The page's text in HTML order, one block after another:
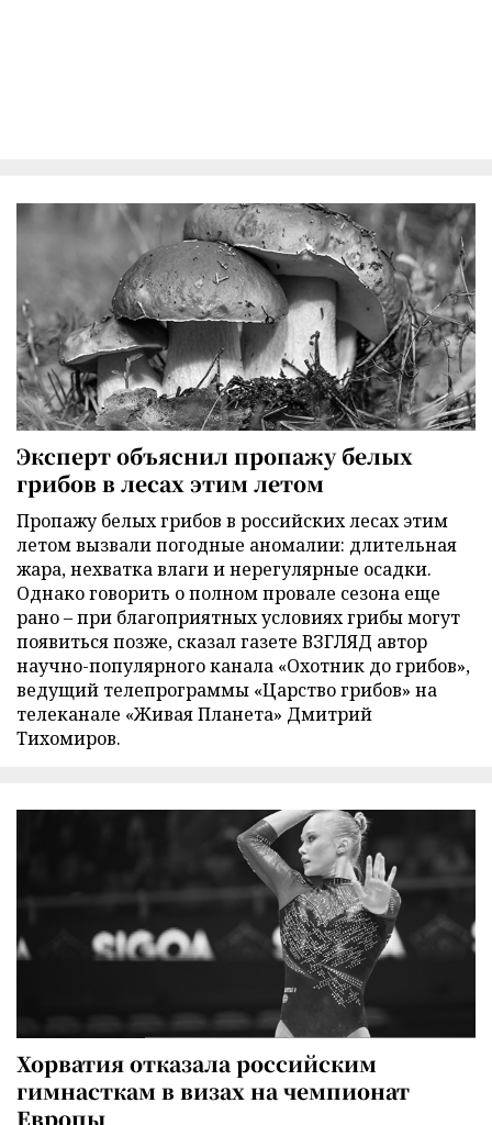
Эксперт объяснил пропажу белых
грибов в лесах этим летом
Пропажу белых грибов в российских лесах этим
летом вызвали погодные аномалии: длительная
жара, нехватка влаги и нерегулярные осадки.
Однако говорить о полном провале сезона еще
рано – при благоприятных условиях грибы могут
появиться позже, сказал газете ВЗГЛЯД автор
научно-популярного канала «Охотник до грибов»,
ведущий телепрограммы «Царство грибов» на
телеканале «Живая Планета» Дмитрий
Тихомиров.
Хорватия отказала российским
гимнасткам в визах на чемпионат
Европы